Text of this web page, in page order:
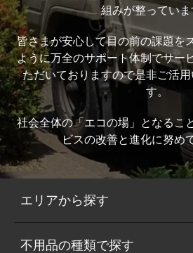
組みが整っていま
皆さまが安心して目の前の課題を
ように万全のサポート体制でサー
ただいておりますので是非ご活
す。
社会全体の「エコの場」となるこ
ビスの改善と進化に努め
エリアから探す
不用品の種類で探す